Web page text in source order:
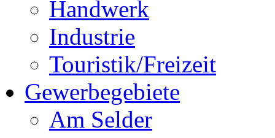
Handwerk
Industrie
Touristik/Freizeit
Gewerbegebiete
Am Selder